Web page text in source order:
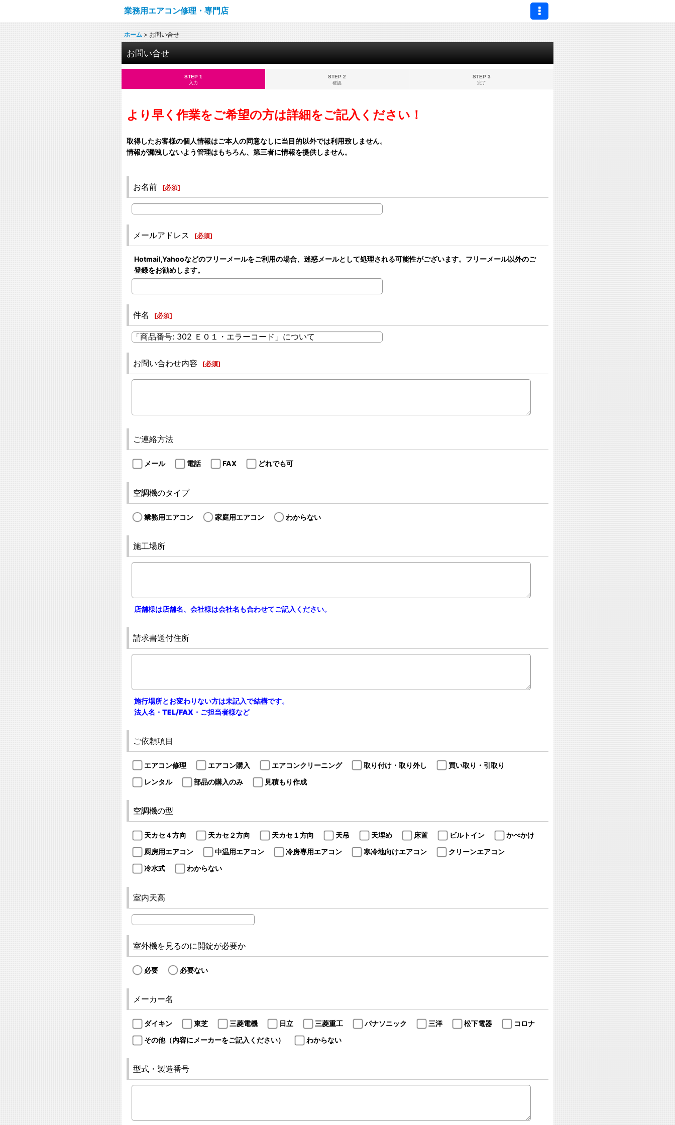
業務用エアコン修理・専門店
ホーム > お問い合せ
お問い合せ
STEP 1
入力
STEP 2
確認
STEP 3
完了
より早く作業をご希望の方は詳細をご記入ください！
取得したお客様の個人情報はご本人の同意なしに当目的以外では利用致しません。
情報が漏洩しないよう管理はもちろん、第三者に情報を提供しません。
お名前 [必須]
メールアドレス [必須]
Hotmail,Yahooなどのフリーメールをご利用の場合、迷惑メールとして処理される可能性がございます。フリーメール以外のご
登録をお勧めします。
件名 [必須]
お問い合わせ内容 [必須]
ご連絡方法
メール 電話 FAX どれでも可
空調機のタイプ
業務用エアコン 家庭用エアコン わからない
施工場所
店舗様は店舗名、会社様は会社名も合わせてご記入ください。
請求書送付住所
施行場所とお変わりない方は未記入で結構です。
法人名・TEL/FAX・ご担当者様など
ご依頼項目
エアコン修理 エアコン購入 エアコンクリーニング 取り付け・取り外し
買い取り・引取り
レンタル
部品の購入のみ 見積もり作成
空調機の型
天カセ４方向 天カセ２方向 天カセ１方向 天吊 天埋め 床置 ビルトイン
かべかけ
厨房用エアコン
中温用エアコン 冷房専用エアコン 寒冷地向けエアコン
クリーンエアコン
冷水式
わからない
室内天高
室外機を見るのに開錠が必要か
必要 必要ない
メーカー名
ダイキン 東芝 三菱電機 日立 三菱重工 パナソニック 三洋 松下電器
コロナ
その他（内容にメーカーをご記入ください）
わからない
型式・製造番号